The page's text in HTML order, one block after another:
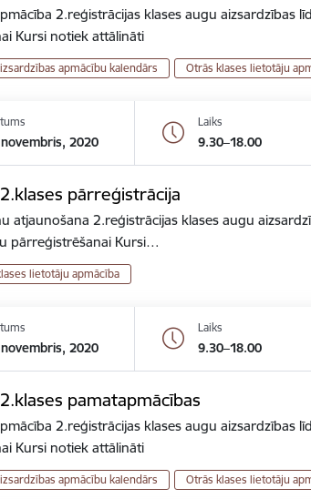
2.reģistrācijas klases augu aizsardzības
Kursi notiek attālināti
apmācību kalendārs Otrās klases lietotāju
2020
Laiks
9.30–18.00
2.klases pārreģistrācija
atjaunošana 2.reģistrācijas klases augu
pārreģistrēšanai Kursi…
lietotāju apmācība
2020
Laiks
9.30–18.00
pamatapmācības
2.reģistrācijas klases augu aizsardzības
Kursi notiek attālināti
apmācību kalendārs Otrās klases lietotāju